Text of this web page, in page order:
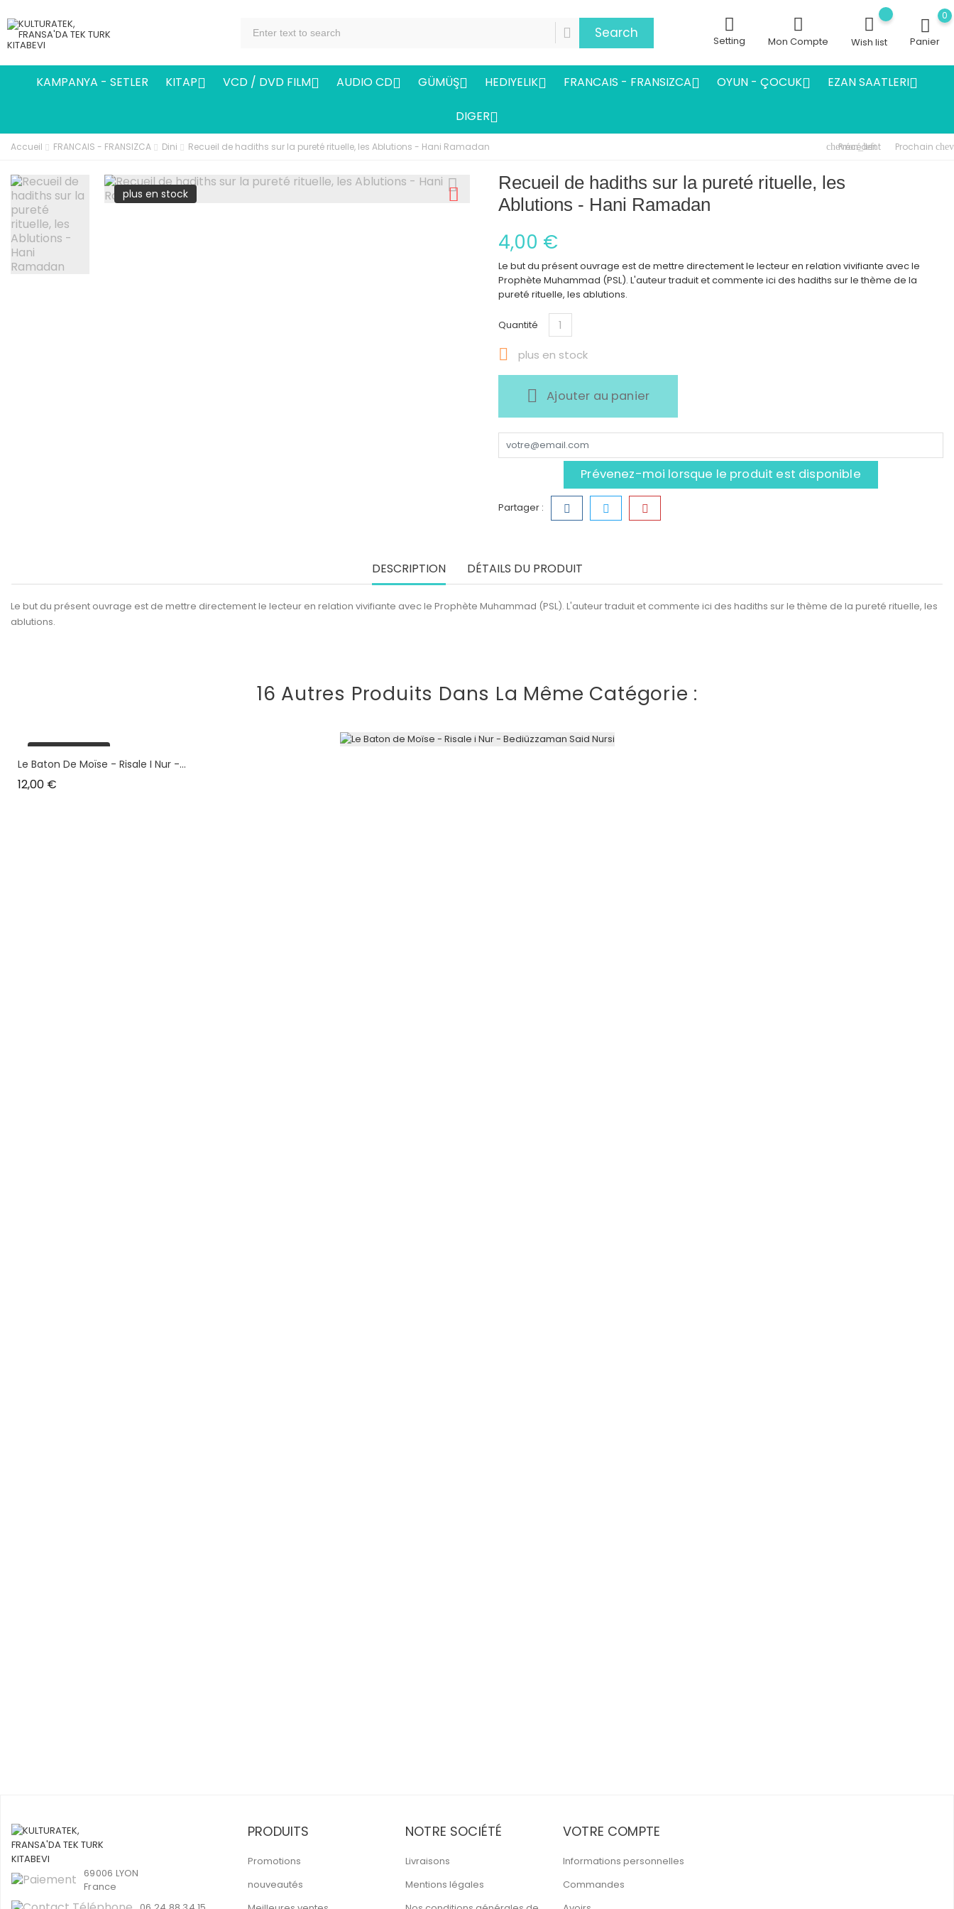
Search Setting Mon Compte Wish list
0
Panier
KAMPANYA - SETLER KITAP VCD / DVD FILM AUDIO CD GÜMÜŞ HEDIYELIK FRANCAIS - FRANSIZCA OYUN - ÇOCUK EZAN SAATLERI
DIGER
Accueil FRANCAIS - FRANSIZCA Dini Recueil de hadiths sur la pureté rituelle, les Ablutions - Hani Ramadan chevron_left
Précédent Prochain
plus en stock
Recueil de hadiths sur la pureté rituelle, les
Ablutions - Hani Ramadan
4,00 €
Le but du présent ouvrage est de mettre directement le lecteur en relation vivifiante avec le
Prophète Muhammad (PSL). L'auteur traduit et commente ici des hadiths sur le thème de la
pureté rituelle, les ablutions.
Quantité
 plus en stock
Ajouter au panier
Prévenez-moi lorsque le produit est disponible
Partager :
DESCRIPTION DÉTAILS DU PRODUIT
Le but du présent ouvrage est de mettre directement le lecteur en relation vivifiante avec le Prophète Muhammad (PSL). L'auteur traduit et commente ici des hadiths sur le thème de la pureté rituelle, les
ablutions.
16 Autres Produits Dans La Même Catégorie :
plus en stock
Le Baton De Moïse - Risale I Nur -...
12,00 €
69006 LYON
France
PRODUITS
Promotions
nouveautés
NOTRE SOCIÉTÉ
Livraisons
Mentions légales
VOTRE COMPTE
Informations personnelles
Commandes